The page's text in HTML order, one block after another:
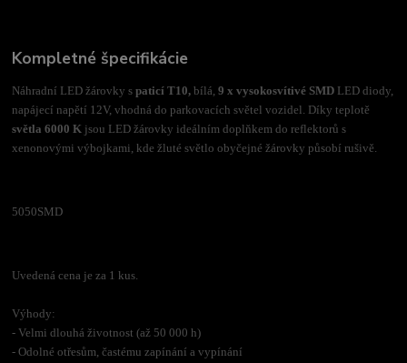
Kompletné špecifikácie
Náhradní LED žárovky spaticí T10, bílá,9 x vysokosvítivé SMD LED diody,
napájecí napětí 12V, vhodná do parkovacích světel vozidel. Díky teplotě
světla 6000 K jsou LED žárovky ideálním doplňkem do reflektorů s
xenonovými výbojkami, kde žluté světlo obyčejné žárovky působí rušivě.
5050SMD
Uvedená cena je za 1 kus.
Výhody:
- Velmi dlouhá životnost (až 50 000 h)
- Odolné otřesům, častému zapínání a vypínání